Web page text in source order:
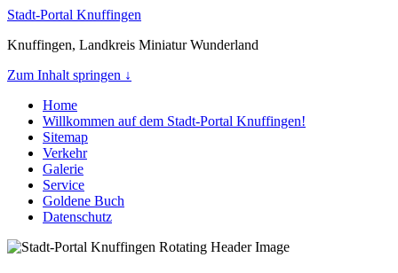
Stadt-Portal Knuffingen
Knuffingen, Landkreis Miniatur Wunderland
Zum Inhalt springen ↓
Home
Willkommen auf dem Stadt-Portal Knuffingen!
Sitemap
Verkehr
Galerie
Service
Goldene Buch
Datenschutz